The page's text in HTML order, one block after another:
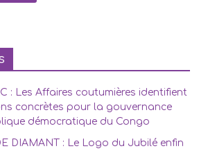
: Les Affaires coutumières identifient
concrètes pour la gouvernance
démocratique du Congo
DIAMANT : Le Logo du Jubilé enfin